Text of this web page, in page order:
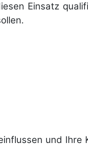
Einsatz
und Ihre